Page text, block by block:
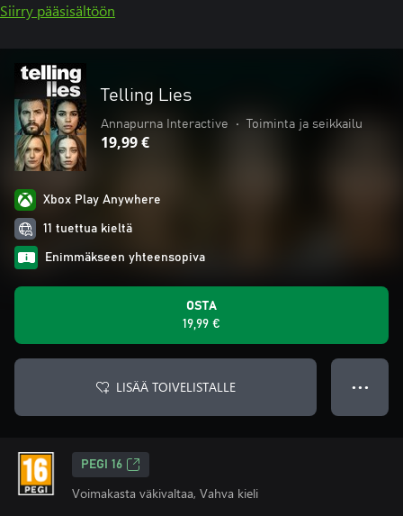
Siirry pääsisältöön
Telling Lies
Annapurna Interactive • Toiminta ja seikkailu
19,99 €
Xbox Play Anywhere
11 tuettua kieltä
Enimmäkseen yhteensopiva
OSTA
19,99 €
LISÄÄ TOIVELISTALLE ● ● ●
PEGI 16
Voimakasta väkivaltaa, Vahva kieli